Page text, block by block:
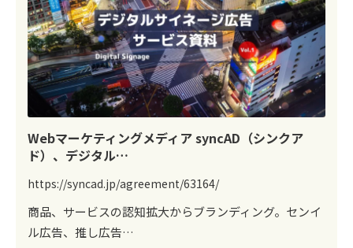
Webマーケティングメディア syncAD（シンクア
ド）、デジタル…
https://syncad.jp/agreement/63164/
商品、サービスの認知拡大からブランディング。センイ
ル広告、推し広告…